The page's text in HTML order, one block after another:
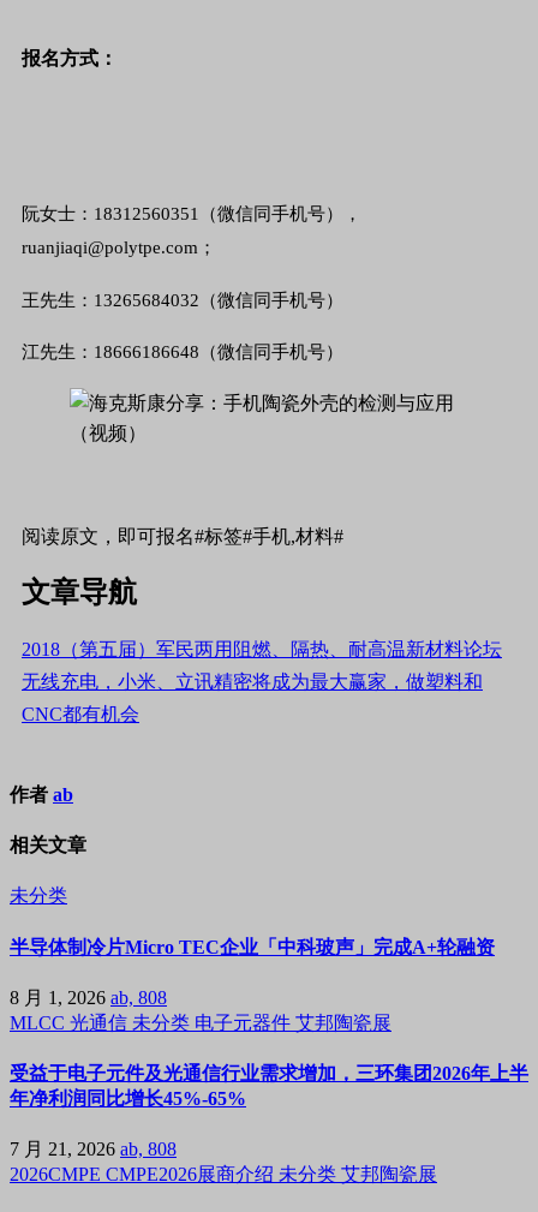
报名方式：
阮女士：18312560351（微信同手机号），
ruanjiaqi@polytpe.com；
王先生：13265684032（微信同手机号）
江先生：18666186648（微信同手机号）
阅读原文，即可报名#标签#手机,材料#
文章导航
2018（第五届）军民两用阻燃、隔热、耐高温新材料论坛
无线充电，小米、立讯精密将成为最大赢家，做塑料和
CNC都有机会
作者 ab
相关文章
未分类
半导体制冷片Micro TEC企业「中科玻声」完成A+轮融资
8 月 1, 2026 ab, 808
MLCC 光通信 未分类 电子元器件 艾邦陶瓷展
受益于电子元件及光通信行业需求增加，三环集团2026年上半
年净利润同比增长45%-65%
7 月 21, 2026 ab, 808
2026CMPE CMPE2026展商介绍 未分类 艾邦陶瓷展